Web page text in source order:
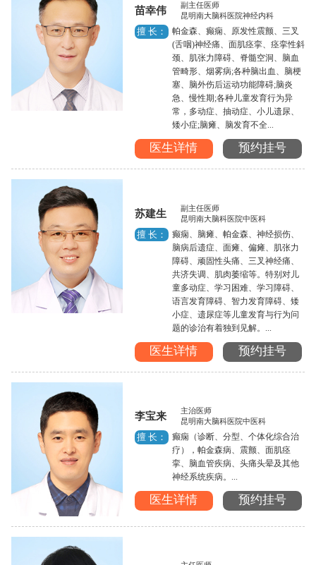
苗幸伟
副主任医师
昆明南大脑科医院神经内科
擅 长：
帕金森、癫痫、原发性震颤、三叉
(舌咽)神经痛、面肌痉挛、痉挛性斜
颈、肌张力障碍、脊髓空洞、脑血
管畸形、烟雾病;各种脑出血、脑梗
塞、脑外伤后运动功能障碍;脑炎
急、慢性期;各种儿童发育行为异
常，多动症、抽动症、小儿遗尿、
矮小症;脑瘫、脑发育不全...
医生详情 预约挂号
苏建生
副主任医师
昆明南大脑科医院中医科
擅 长：
癫痫、脑瘫、帕金森、神经损伤、
脑病后遗症、面瘫、偏瘫、肌张力
障碍、顽固性头痛、三叉神经痛、
共济失调、肌肉萎缩等。特别对儿
童多动症、学习困难、学习障碍、
语言发育障碍、智力发育障碍、矮
小症、遗尿症等儿童发育与行为问
题的诊治有着独到见解。...
医生详情 预约挂号
李宝来
主治医师
昆明南大脑科医院中医科
擅 长：
癫痫（诊断、分型、个体化综合治
疗），帕金森病、震颤、面肌痉
挛、脑血管疾病、头痛头晕及其他
神经系统疾病。...
医生详情 预约挂号